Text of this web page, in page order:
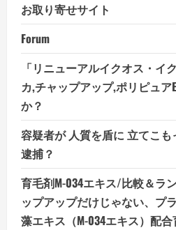
お取り寄せサイト
Forum
「リニューアルイクオス・イ
カ,チャップアップ,ポリピュア
か？
容疑者が 人質を盾に 立てこ
逮捕？
育毛剤M-034エキス/比較＆ラ
ップアップだけじゃない、プ
藻エキス（M-034エキス）配